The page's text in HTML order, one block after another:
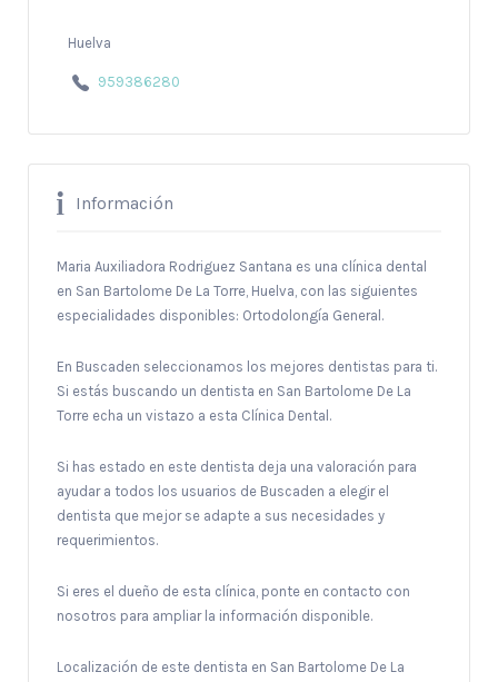
Huelva
959386280
Información
Maria Auxiliadora Rodriguez Santana es una clínica dental
en San Bartolome De La Torre, Huelva, con las siguientes
especialidades disponibles: Ortodolongía General.
En Buscaden seleccionamos los mejores dentistas para ti.
Si estás buscando un dentista en San Bartolome De La
Torre echa un vistazo a esta Clínica Dental.
Si has estado en este dentista deja una valoración para
ayudar a todos los usuarios de Buscaden a elegir el
dentista que mejor se adapte a sus necesidades y
requerimientos.
Si eres el dueño de esta clínica, ponte en contacto con
nosotros para ampliar la información disponible.
Localización de este dentista en San Bartolome De La